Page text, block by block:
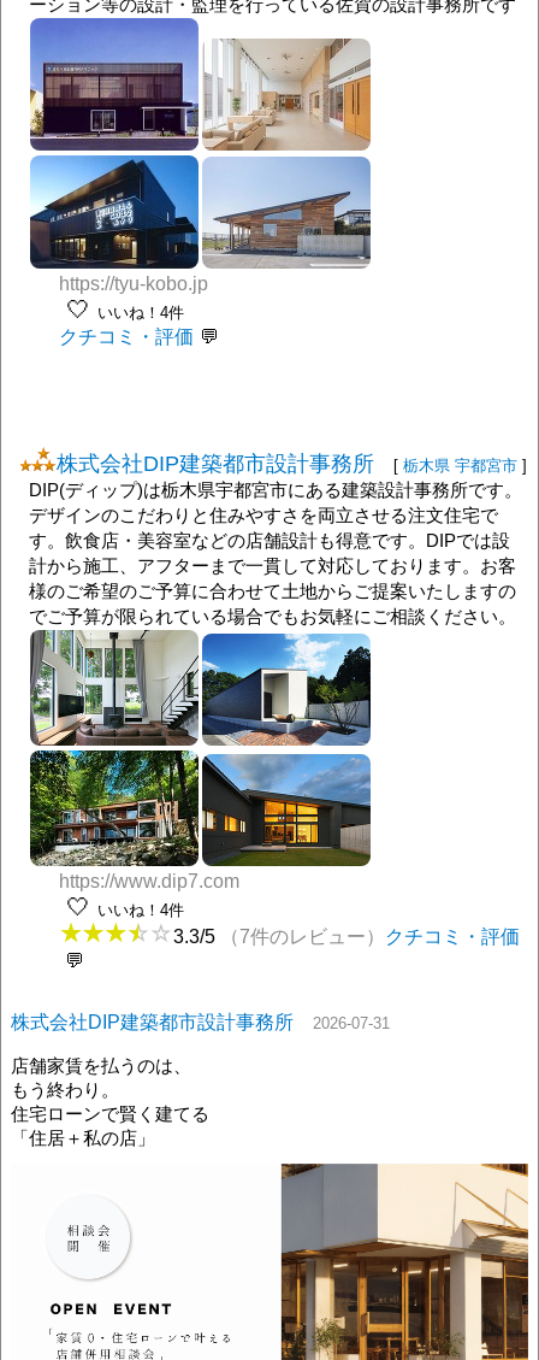
https://tyu-kobo.jp
🤍 いいね！4件
クチコミ・評価
株式会社DIP建築都市設計事務所 [ 栃木県 宇都宮市 ]
DIP(ディップ)は栃木県宇都宮市にある建築設計事務所です。
デザインのこだわりと住みやすさを両立させる注文住宅で
す。飲食店・美容室などの店舗設計も得意です。DIPでは設
計から施工、アフターまで一貫して対応しております。お客
様のご希望のご予算に合わせて土地からご提案いたしますの
でご予算が限られている場合でもお気軽にご相談ください。
https://www.dip7.com
🤍 いいね！4件
3.3/5 （7件のレビュー） クチコミ・評価
株式会社DIP建築都市設計事務所 2026-07-31
店舗家賃を払うのは、
もう終わり。
住宅ローンで賢く建てる
「住居＋私の店」
美容室、飲食店、カフェ、サロン。
「いつか自分の店を持ちたい」を、住まいと一緒に考える個別
相談会開催します！
ぜひこの機会にご相談ください！